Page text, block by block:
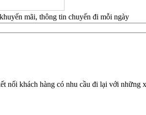
mãi, thông tin chuyến đi mỗi ngày
nối khách hàng có nhu cầu đi lại với những